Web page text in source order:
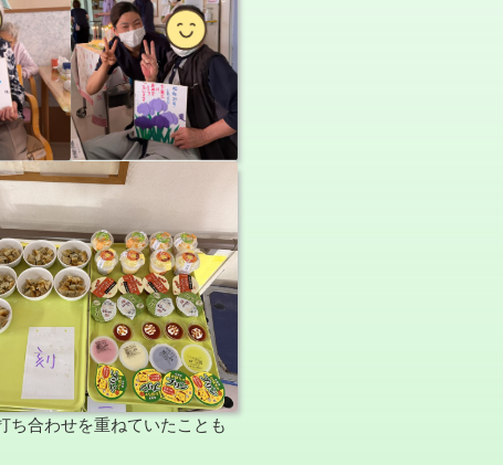
ち合わせを重ねていたことも